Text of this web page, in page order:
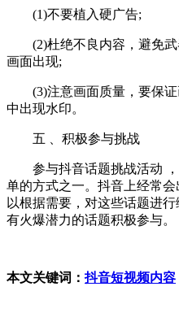
(1)不要植入硬广告;
(2)杜绝不良内容，避免武
画面出现;
(3)注意画面质量，要保证
中出现水印。
五 、积极参与挑战
参与抖音话题挑战活动 ，
单的方式之一。抖音上经常
以根据需要，对这些话题进
有火爆潜力的话题积极参与。
本文关键词：抖音短视频内容